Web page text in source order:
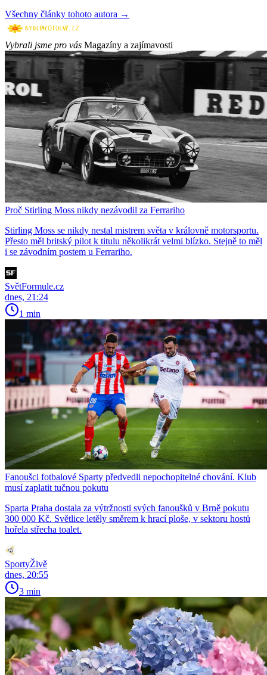
Všechny články tohoto autora →
Vybrali jsme pro vás Magazíny a zajímavosti
Proč Stirling Moss nikdy nezávodil za Ferrariho
Stirling Moss se nikdy nestal mistrem světa v královně motorsportu.
Přesto měl britský pilot k titulu několikrát velmi blízko. Stejně to měl
i se závodním postem u Ferrariho.
SvětFormule.cz
dnes, 21:24
1 min
Fanoušci fotbalové Sparty předvedli nepochopitelné chování. Klub
musí zaplatit tučnou pokutu
Sparta Praha dostala za výtržnosti svých fanoušků v Brně pokutu
300 000 Kč. Světlice letěly směrem k hrací ploše, v sektoru hostů
hořela střecha toalet.
SportyŽivě
dnes, 20:55
3 min